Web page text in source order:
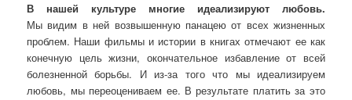
В нашей культуре многие идеализируют любовь.
Мы видим в ней возвышенную панацею от всех жизненных
проблем. Наши фильмы и истории в книгах отмечают ее как
конечную цель жизни, окончательное избавление от всей
болезненной борьбы. И из-за того что мы идеализируем
любовь, мы переоцениваем ее. В результате платить за это